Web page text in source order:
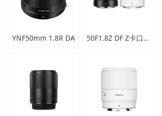
电源及配件
活动中心
新闻中心
YNF50mm 1.8R DA 50F1.8Z DF Z卡口全画幅镜头